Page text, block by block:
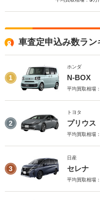
車査定申込み数ラ
1
ホンダ
N-BOX
平均買取相場：
2
トヨタ
プリウス
平均買取相場：
3
日産
セレナ
平均買取相場：